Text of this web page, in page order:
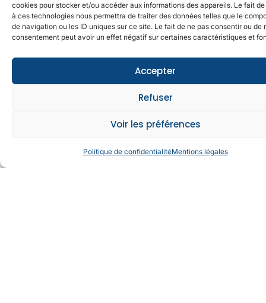
cookies pour stocker et/ou accéder aux informations des appareils. Le fait
à ces technologies nous permettra de traiter des données telles que le
de navigation ou les ID uniques sur ce site. Le fait de ne pas consentir ou de
consentement peut avoir un effet négatif sur certaines caractéristiques et
Accepter
Refuser
Voir les préférences
Politique de confidentialitéMentions légales